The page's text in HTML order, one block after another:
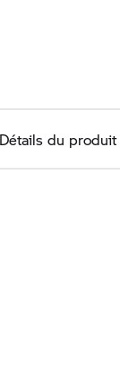
Détails du produit